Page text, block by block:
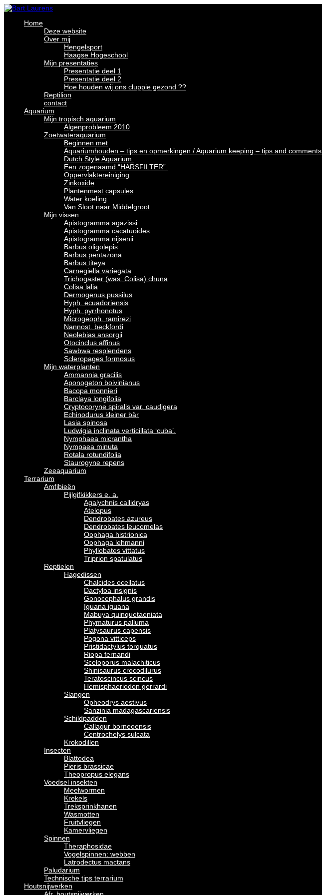
Home
Deze website
Over mij
Hengelsport
Haagse Hogeschool
Mijn presentaties
Presentatie deel 1
Presentatie deel 2
Hoe houden wij ons cluppie gezond ??
Reptilion
contact
Aquarium
Mijn tropisch aquarium
Algenprobleem 2010
Zoetwateraquarium
Beginnen met
Aquariumhouden – tips en opmerkingen / Aquarium keeping – tips and comments.
Dutch Style Aquarium.
Een zogenaamd “HARSFILTER”.
Oppervlaktereiniging
Zinkoxide
Plantenmest capsules
Water koeling
Van Sloot naar Middelgroot
Mijn vissen
Apistogramma agazissi
Apistogramma cacatuoides
Apistogramma nijsenii
Barbus oligolepis
Barbus pentazona
Barbus titeya
Carnegiella variegata
Trichogaster (was: Colisa) chuna
Colisa lalia
Dermogenus pussilus
Hyph. ecuadoriensis
Hyph. pyrrhonotus
Microgeoph. ramirezi
Nannost. beckfordi
Neolebias ansorgii
Otocinclus affinus
Sawbwa resplendens
Scleropages formosus
Mijn waterplanten
Ammannia gracilis
Aponogeton boivinianus
Bacopa monnieri
Barclaya longifolia
Cryptocoryne spiralis var. caudigera
Echinodurus kleiner bär
Lasia spinosa
Ludwigia inclinata verticillata ‘cuba’.
Nymphaea micrantha
Nympaea minuta
Rotala rotundifolia
Staurogyne repens
Zeeaquarium
Terrarium
Amfibieën
Pijlgifkikkers e. a.
Agalychnis callidryas
Atelopus
Dendrobates azureus
Dendrobates leucomelas
Oophaga histrionica
Oophaga lehmanni
Phyllobates vittatus
Triprion spatulatus
Reptielen
Hagedissen
Chalcides ocellatus
Dactyloa insignis
Gonocephalus grandis
Iguana iguana
Mabuya quinquetaeniata
Phymaturus palluma
Platysaurus capensis
Pogona vitticeps
Pristidactylus torquatus
Riopa fernandi
Sceloporus malachiticus
Shinisaurus crocodilurus
Teratoscincus scincus
Hemisphaeriodon gerrardi
Slangen
Opheodrys aestivus
Sanzinia madagascariensis
Schildpadden
Callagur borneoensis
Centrochelys sulcata
Krokodillen
Insecten
Blattodea
Pieris brassicae
Theopropus elegans
Voedsel insekten
Meelwormen
Krekels
Treksprinkhanen
Wasmotten
Fruitvliegen
Kamervliegen
Spinnen
Theraphosidae
Vogelspinnen: webben
Latrodectus mactans
Paludarium
Technische tips terrarium
Houtsnijwerken